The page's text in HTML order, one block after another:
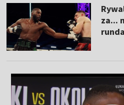
za...